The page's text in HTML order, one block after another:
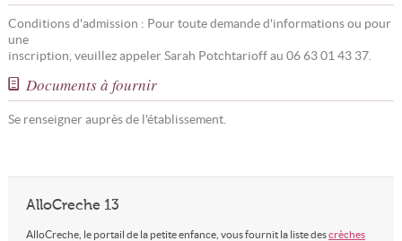
Conditions d'admission : Pour toute demande d'informations ou pour
une
inscription, veuillez appeler Sarah Potchtarioff au 06 63 01 43 37.
Documents à fournir
Se renseigner auprès de l'établissement.
AlloCreche 13
AlloCreche, le portail de la petite enfance, vous fournit la liste descrèches